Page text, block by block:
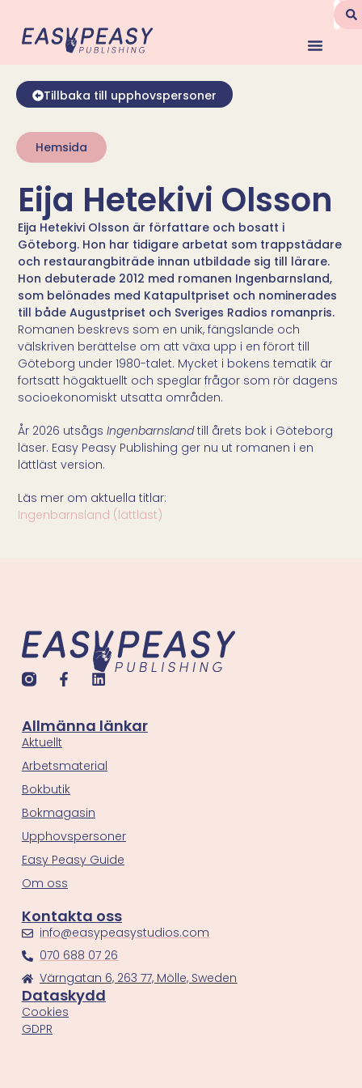
Tillbaka till upphovspersoner
Eija Hetekivi Olsson
Eija Hetekivi Olsson är författare och bosatt i
Göteborg. Hon har tidigare arbetat som trappstädare
och restaurangbiträde innan utbildade sig till lärare.
Hon debuterade 2012 med romanen Ingenbarnsland,
som belönades med Katapultpriset och nominerades
till både Augustpriset och Sveriges Radios romanpris.
Romanen beskrevs som en unik, fängslande och
välskriven berättelse om att växa upp i en förort till
Göteborg under 1980-talet. Mycket i bokens tematik är
fortsatt högaktuellt och speglar frågor som rör dagens
socioekonomiskt utsatta områden.
År 2026 utsågsIngenbarnslandtill årets bok i Göteborg
läser. Easy Peasy Publishing ger nu ut romanen i en
lättläst version.
Läs mer om aktuella titlar:
Ingenbarnsland (lättläst)
Hemsida
Allmänna länkar
Aktuellt
Arbetsmaterial
Bokbutik
Bokmagasin
Upphovspersoner
Easy Peasy Guide
Om oss
Kontakta oss
info@easypeasystudios.com
070 688 07 26
Värngatan 6, 263 77, Mölle, Sweden
Dataskydd
Cookies
GDPR